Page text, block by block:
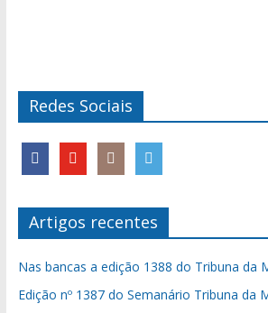
Redes Sociais
Artigos recentes
Nas bancas a edição 1388 do Tribuna da
Edição nº 1387 do Semanário Tribuna da